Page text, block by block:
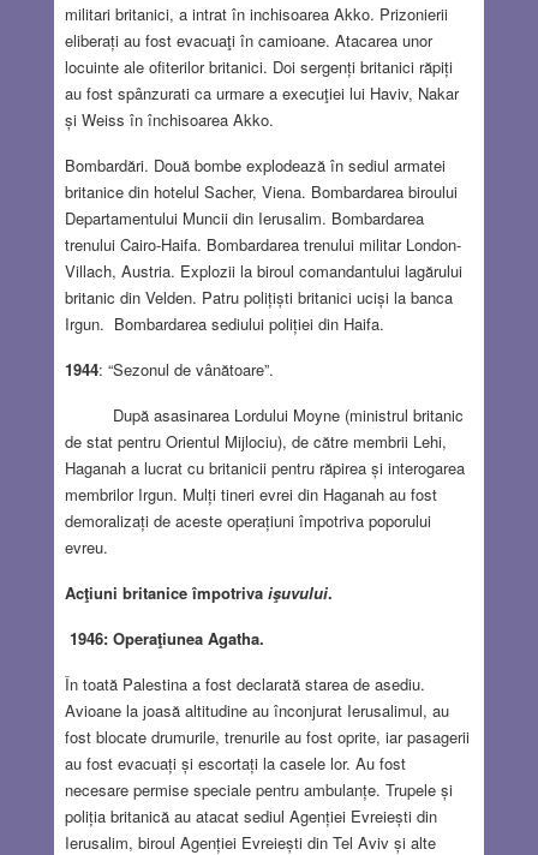
militari britanici, a intrat în inchisoarea Akko. Prizonierii
eliberați au fost evacuaţi în camioane. Atacarea unor
locuinte ale ofiterilor britanici. Doi sergenți britanici răpiți
au fost spânzurati ca urmare a execuţiei lui Haviv, Nakar
și Weiss în închisoarea Akko.
Bombardări. Două bombe explodează în sediul armatei
britanice din hotelul Sacher, Viena. Bombardarea biroului
Departamentului Muncii din Ierusalim. Bombardarea
trenului Cairo-Haifa. Bombardarea trenului militar London-
Villach, Austria. Explozii la biroul comandantului lagărului
britanic din Velden. Patru polițiști britanici uciși la banca
Irgun. Bombardarea sediului poliției din Haifa.
1944: “Sezonul de vânătoare”.
După asasinarea Lordului Moyne (ministrul britanic
de stat pentru Orientul Mijlociu), de către membrii Lehi,
Haganah a lucrat cu britanicii pentru răpirea și interogarea
membrilor Irgun. Mulți tineri evrei din Haganah au fost
demoralizați de aceste operațiuni împotriva poporului
evreu.
Acţiuni britanice împotriva işuvului.
1946: Operaţiunea Agatha.
În toată Palestina a fost declarată starea de asediu.
Avioane la joasă altitudine au înconjurat Ierusalimul, au
fost blocate drumurile, trenurile au fost oprite, iar pasagerii
au fost evacuați și escortați la casele lor. Au fost
necesare permise speciale pentru ambulanțe. Trupele și
poliția britanică au atacat sediul Agenției Evreiești din
Ierusalim, biroul Agenției Evreiești din Tel Aviv și alte